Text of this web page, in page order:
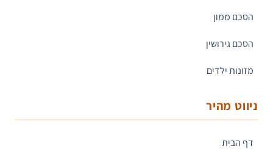
הסכם ממון
הסכם גירושין
מזונות ילדים
ניווט מהיר
דף הבית